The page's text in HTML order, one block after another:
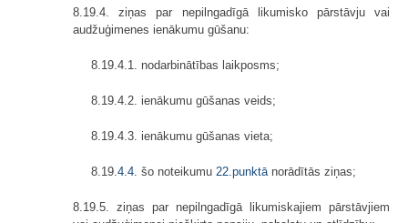
8.19.4. ziņas par nepilngadīgā likumisko pārstāvju vai
audžuģimenes ienākumu gūšanu:
8.19.4.1. nodarbinātības laikposms;
8.19.4.2. ienākumu gūšanas veids;
8.19.4.3. ienākumu gūšanas vieta;
8.19.4.4. šo noteikumu 22.punktānorādītās ziņas;
8.19.5. ziņas par nepilngadīgā likumiskajiem pārstāvjiem